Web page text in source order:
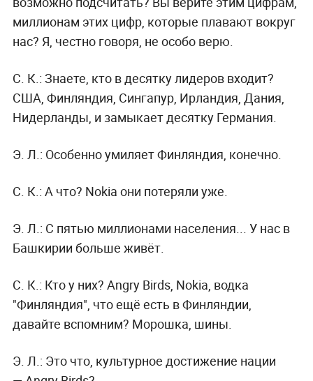
миллионам этих цифр, которые плавают вокруг
нас? Я, честно говоря, не особо верю.
С. К.: Знаете, кто в десятку лидеров входит?
США, Финляндия, Сингапур, Ирландия, Дания,
Нидерланды, и замыкает десятку Германия.
Э. Л.: Особенно умиляет Финляндия, конечно.
С. К.: А что? Nokia они потеряли уже.
Э. Л.: С пятью миллионами населения... У нас в
Башкирии больше живёт.
С. К.: Кто у них? Angry Birds, Nokia, водка
"Финляндия", что ещё есть в Финляндии,
давайте вспомним? Морошка, шины.
Э. Л.: Это что, культурное достижение нации